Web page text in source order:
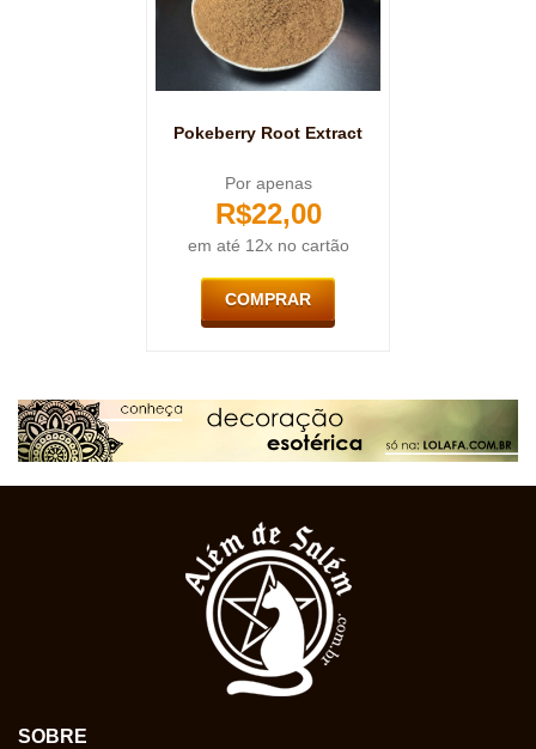
Pokeberry Root Extract
Por apenas
R$22,00
em até 12x no cartão
COMPRAR
SOBRE